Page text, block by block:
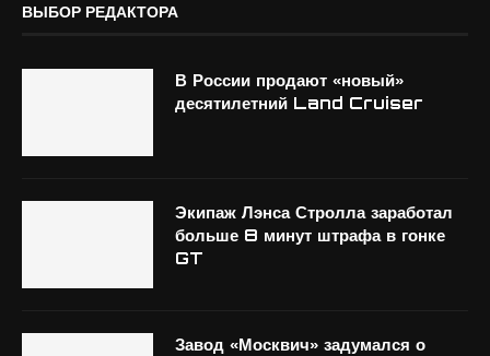
ВЫБОР РЕДАКТОРА
В России продают «новый»
десятилетний Land Cruiser
Экипаж Лэнса Стролла заработал
больше 8 минут штрафа в гонке
GT
Завод «Москвич» задумался о